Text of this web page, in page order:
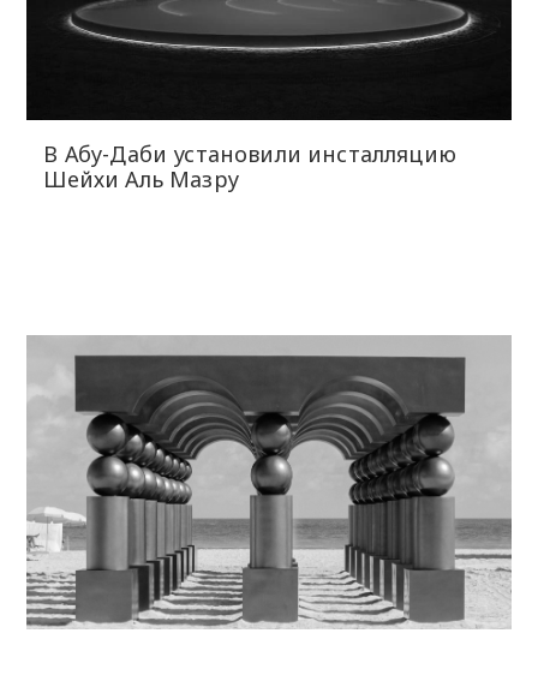
В Абу-Даби установили инсталляцию
Шейхи Аль Мазру